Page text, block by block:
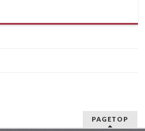
PAGETOP